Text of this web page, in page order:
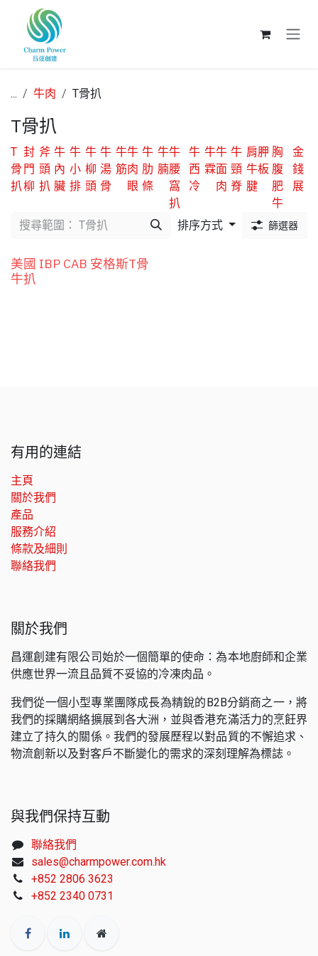
跳至內容
... 牛肉 T骨扒
T骨扒
T
骨
扒
封
門
柳
斧
頭
扒
牛
內
臟
牛
小
排
牛
柳
頭
牛
湯
骨
牛
筋
牛
肉
眼
牛
肋
條
牛
腩
牛
腰
窩
扒
牛
西
冷
牛
霖
牛
面
肉
牛
頸
脊
肩胛
牛板
腱
胸
腹
肥
牛
金
錢
展
排序方式 篩選器
美國 IBP CAB 安格斯T骨
牛扒
有用的連結
主頁
關於我們
產品
服務介紹
條款及細則
聯絡我們
關於我們
昌運創建有限公司始於一個簡單的使命：為本地廚師和企業
供應世界一流且品質不妥協的冷凍肉品。
我們從一個小型專業團隊成長為精銳的B2B分銷商之一，將
我們的採購網絡擴展到各大洲，並與香港充滿活力的烹飪界
建立了持久的關係。我們的發展歷程以對品質的不懈追求、
物流創新以及對客戶不斷變化的需求的深刻理解為標誌。
與我們保持互動
聯絡我們
sales@charmpower.com.hk
+852 2806 3623
+852 2340 0731